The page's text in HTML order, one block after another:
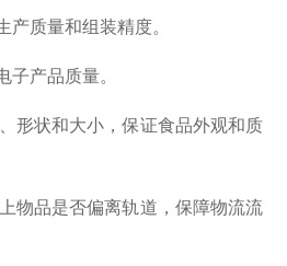
质量和组装精度。
产品质量。
形状和大小，保证食品外观和质
物品是否偏离轨道，保障物流流